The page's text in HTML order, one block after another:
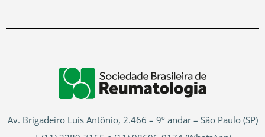
Av. Brigadeiro Luís Antônio, 2.466 – 9º andar – São Paulo (SP)